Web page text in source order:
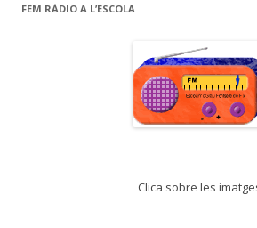
FEM RÀDIO A L’ESCOLA
Clica sobre les